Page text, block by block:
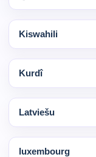
Kiswahili
Kurdî
Latviešu
luxembourg